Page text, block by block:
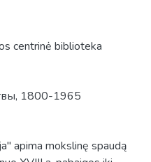
centrinė biblioteka
1800-1965
apima mokslinę spaudą